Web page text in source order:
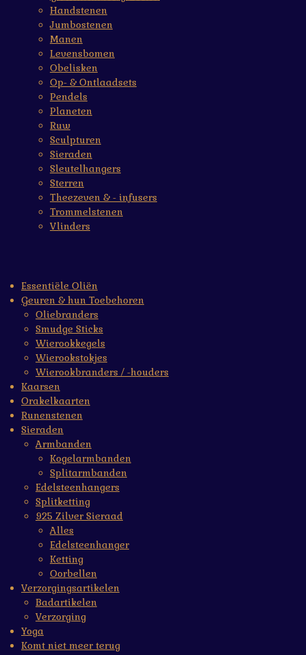
Handstenen
Jumbostenen
Manen
Levensbomen
Obelisken
Op- & Ontlaadsets
Pendels
Planeten
Ruw
Sculpturen
Sieraden
Sleutelhangers
Sterren
Theezeven & - infusers
Trommelstenen
Vlinders
Essentiële Oliën
Geuren & hun Toebehoren
Oliebranders
Smudge Sticks
Wierookkegels
Wierookstokjes
Wierookbranders / -houders
Kaarsen
Orakelkaarten
Runenstenen
Sieraden
Armbanden
Kogelarmbanden
Splitarmbanden
Edelsteenhangers
Splitketting
925 Zilver Sieraad
Alles
Edelsteenhanger
Ketting
Oorbellen
Verzorgingsartikelen
Badartikelen
Verzorging
Yoga
Komt niet meer terug